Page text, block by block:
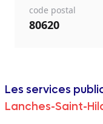
code postal
80620
Les services
Lanches-Saint-